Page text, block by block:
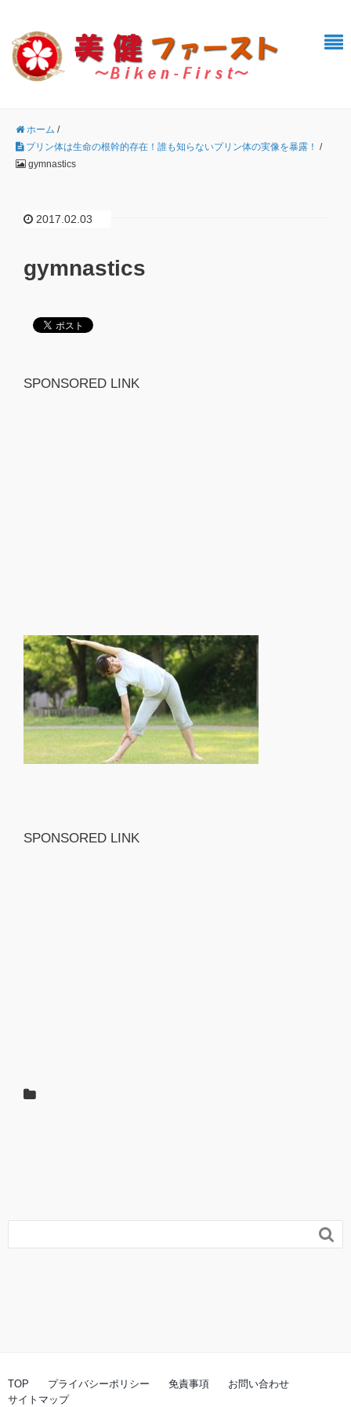
ホーム /
プリン体は生命の根幹的存在！誰も知らないプリン体の実像を暴露！ /
gymnastics
2017.02.03
gymnastics
SPONSORED LINK
SPONSORED LINK

TOP プライバシーポリシー 免責事項
お問い合わせ
サイトマップ